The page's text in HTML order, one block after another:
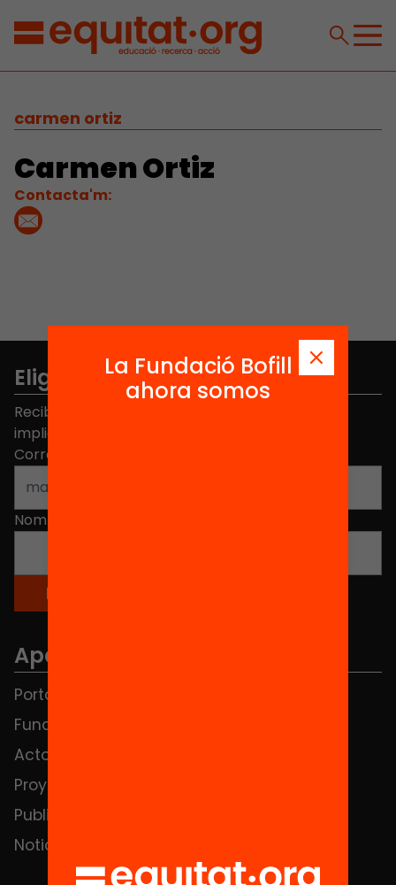
carmen ortiz
Carmen Ortiz
Contacta'm:
Elige equidad
Recibe contenidos, iniciativas y proyectos para
implicarte.
Correo electrónico
Nombre
Apartados
Portada
Fundación
Actos
Proyectos
Publicaciones y vídeos
Noticias
La Fundació Bofill
ahora somos